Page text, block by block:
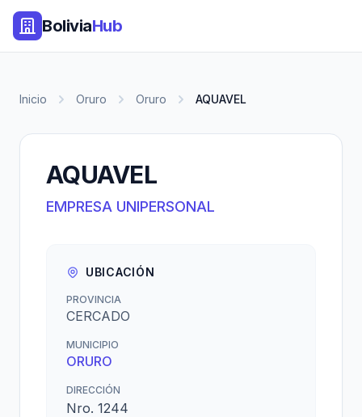
BoliviaHub
Inicio Oruro Oruro AQUAVEL
AQUAVEL
EMPRESA UNIPERSONAL
UBICACIÓN
PROVINCIA
CERCADO
MUNICIPIO
ORURO
DIRECCIÓN
Nro. 1244